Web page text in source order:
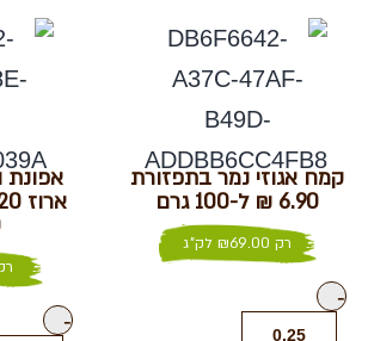
קמח אגוזי נמר בתפזורת
6.90 ₪ ל-100 גרם
רק ₪69.00 לק"ג
-
אפונת
-